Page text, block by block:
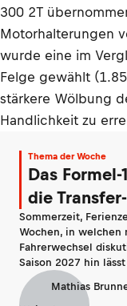
300 2T
Motorhalterungen
wurde eine im
Felge gewählt
stärkere Wölbung
Handlichkeit zu
Thema der Woche
Das
die
Sommerzeit,
Wochen, in welchen
Fahrerwechsel
Saison 2027 hin
Mathias